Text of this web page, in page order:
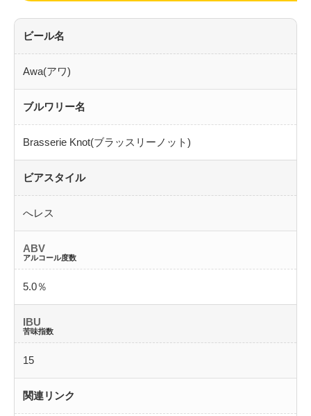
ビール名
Awa(アワ)
ブルワリー名
Brasserie Knot(ブラッスリーノット)
ビアスタイル
へレス
ABV
アルコール度数
5.0％
IBU
苦味指数
15
関連リンク